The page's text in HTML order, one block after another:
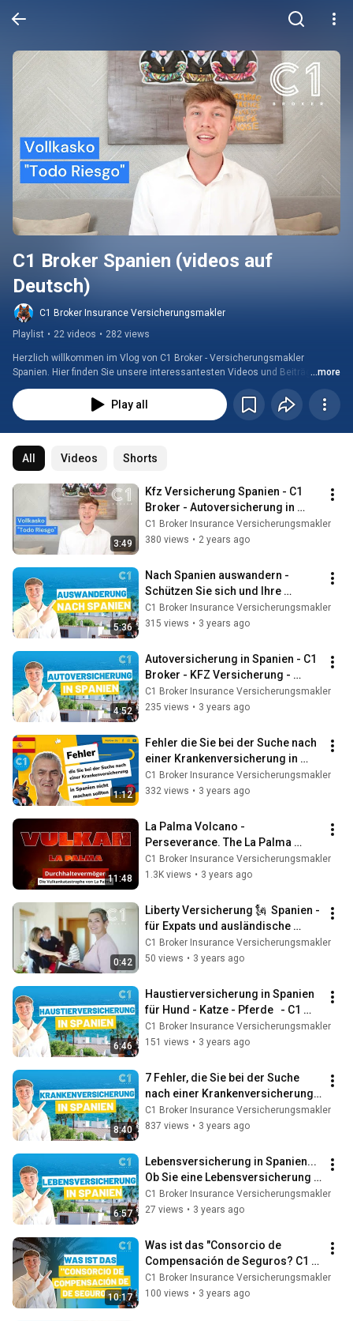
C1 Broker Spanien (videos auf
Deutsch)
C1 Broker Insurance Versicherungsmakler
Playlist • 22 videos • 282 views
Herzlich willkommen im Vlog von C1 Broker - Versicherungsmakler
Spanien. Hier finden Sie unsere interessantesten Videos und Beiträge zum
Thema Versicherungen in Spanien.
...more
Play all
All Videos Shorts
3:49
Kfz Versicherung Spanien - C1
Broker - Autoversicherung in
Spanien einfach erklärt!
C1 Broker Insurance Versicherungsmakler
380 views • 2 years ago
5:36
Nach Spanien auswandern -
Schützen Sie sich und Ihre
Familie mit gut
Versicherungsschutz mit
C1 Broker Insurance Versicherungsmakler
315 views • 3 years ago
4:52
Autoversicherung in Spanien - C1
Broker - KFZ Versicherung -
Versicherungsmakler Spanien &
Kanaren
C1 Broker Insurance Versicherungsmakler
235 views • 3 years ago
1:12
Fehler die Sie bei der Suche nach
einer Krankenversicherung in
Spanien nicht machen sollten
C1 Broker Insurance Versicherungsmakler
332 views • 3 years ago
11:48
La Palma Volcano -
Perseverance. The La Palma
volcano catastrophe and resilient
insurance people.
C1 Broker Insurance Versicherungsmakler
1.3K views • 3 years ago
0:42
Liberty Versicherung 🗽  Spanien -
für Expats und ausländische
Einwohner in Spanien
C1 Broker Insurance Versicherungsmakler
50 views • 3 years ago
6:46
Haustierversicherung in Spanien
für Hund - Katze - Pferde   - C1
Broker
C1 Broker Insurance Versicherungsmakler
151 views • 3 years ago
8:40
7 Fehler, die Sie bei der Suche
nach einer Krankenversicherung
in Spanien nicht machen sollten
C1 Broker Insurance Versicherungsmakler
837 views • 3 years ago
6:57
Lebensversicherung in Spanien...
Ob Sie eine Lebensversicherung
brauchen - C1 Broker
C1 Broker Insurance Versicherungsmakler
27 views • 3 years ago
10:17
Was ist das "Consorcio de
Compensación de Seguros? C1
Broker
C1 Broker Insurance Versicherungsmakler
100 views • 3 years ago